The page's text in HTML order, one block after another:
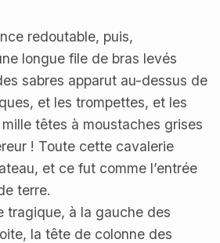
redoutable, puis,
longue file de bras levés
sabres apparut au-dessus de
et les trompettes, et les
têtes à moustaches grises
! Toute cette cavalerie
et ce fut comme l’entrée
terre.
tragique, à la gauche des
la tête de colonne des